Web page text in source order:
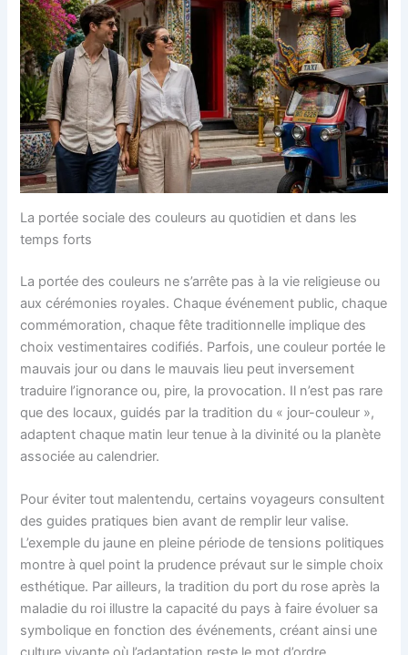
La portée sociale des couleurs au quotidien et dans les
temps forts
La portée des couleurs ne s’arrête pas à la vie religieuse ou
aux cérémonies royales. Chaque événement public, chaque
commémoration, chaque fête traditionnelle implique des
choix vestimentaires codifiés. Parfois, une couleur portée le
mauvais jour ou dans le mauvais lieu peut inversement
traduire l’ignorance ou, pire, la provocation. Il n’est pas rare
que des locaux, guidés par la tradition du « jour-couleur »,
adaptent chaque matin leur tenue à la divinité ou la planète
associée au calendrier.
Pour éviter tout malentendu, certains voyageurs consultent
des guides pratiques bien avant de remplir leur valise.
L’exemple du jaune en pleine période de tensions politiques
montre à quel point la prudence prévaut sur le simple choix
esthétique. Par ailleurs, la tradition du port du rose après la
maladie du roi illustre la capacité du pays à faire évoluer sa
symbolique en fonction des événements, créant ainsi une